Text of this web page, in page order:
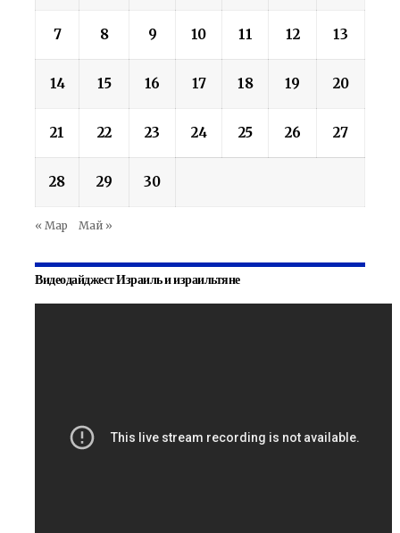
7 8 9 10 11 12 13
14 15 16 17 18 19 20
21 22 23 24 25 26 27
28 29 30
« Мар Май »
Видеодайджест Израиль и израильтяне